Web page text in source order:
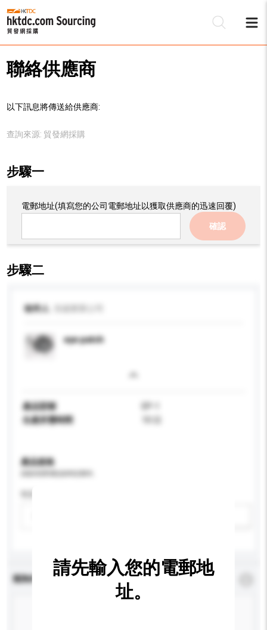
聯絡供應商
以下訊息將傳送給供應商:
查詢來源: 貿發網採購
步驟一
電郵地址(填寫您的公司電郵地址以獲取供應商的迅速回覆)
確認
步驟二
收件人
eye patch
產品型號
生產所需時間
產品規格
查詢內容 * 必須填寫
請先輸入您的電郵地
址。